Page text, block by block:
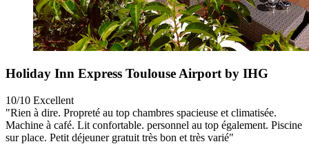
Holiday Inn Express Toulouse Airport by IHG
10/10 Excellent
"Rien à dire. Propreté au top chambres spacieuse et climatisée.
Machine à café. Lit confortable. personnel au top également. Piscine
sur place. Petit déjeuner gratuit très bon et très varié"